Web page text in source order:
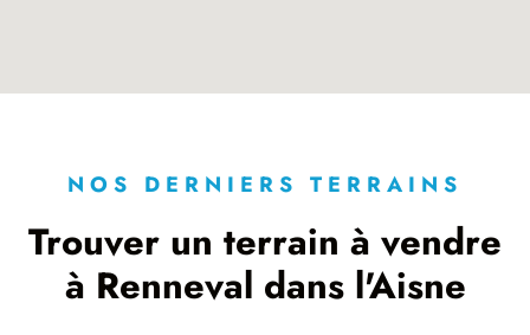
NOS DERNIERS TERRAINS
Trouver un terrain à vendre
à Renneval dans l'Aisne